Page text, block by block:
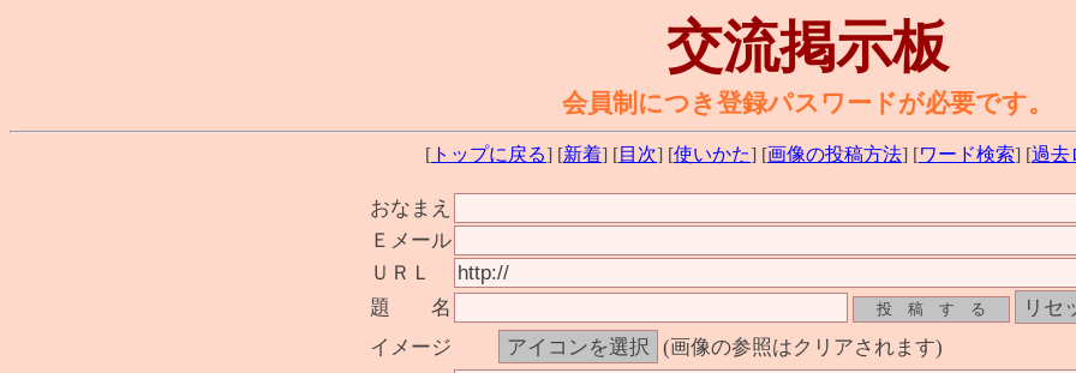
交流掲示板
会員制につき登録パスワードが必要です。
[ トップに戻る] [新着] [目次] [使いかた] [画像の投稿方法] [ワード検索] [過去
おなまえ
Ｅメール
ＵＲＬ
題 名
イメージ
(画像の参照はクリアされます)